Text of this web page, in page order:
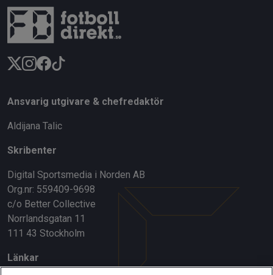
Ansvarig utgivare & chefredaktör
Aldijana Talic
Skribenter
Digital Sportsmedia i Norden AB
Org.nr: 559409-9698
c/o Better Collective
Norrlandsgatan 11
111 43 Stockholm
Länkar